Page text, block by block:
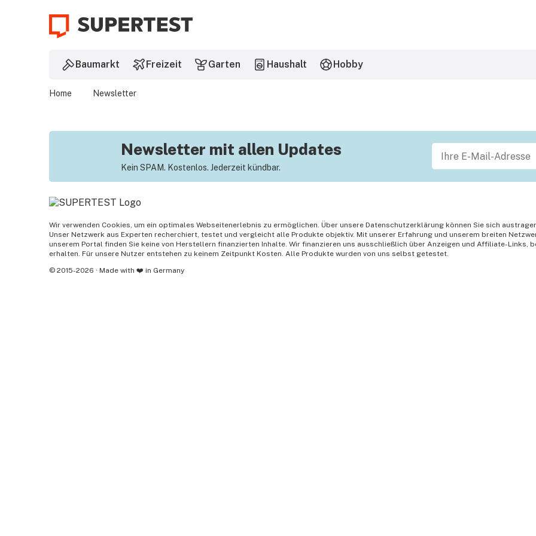
Hauptinhalt
Baumarkt Freizeit Garten Haushalt Hobby
Home Newsletter
Newsletter mit allen Updates
Kein SPAM. Kostenlos. Jederzeit kündbar.
© 2015-2026 · Made with ❤️ in Germany